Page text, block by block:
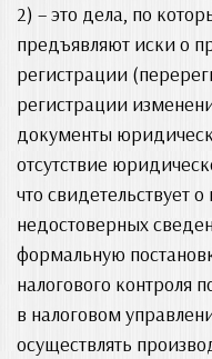
2) – это дела, по
предъявляют иски о
регистрации
регистрации
документы
отсутствие
что свидетельствует
недостоверных
формальную
налогового контроля
в налоговом
осуществлять